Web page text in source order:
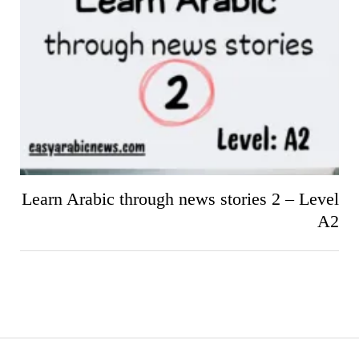
Learn Arabic through news stories 2 – Level
A2